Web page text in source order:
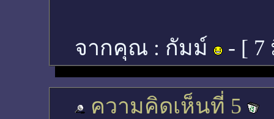
จากคุณ : กัมม์ - [ 7
ความคิดเห็นที่ 5